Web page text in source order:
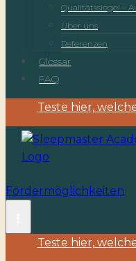
Qualitätssiegel –
Über uns
Referenzen
Glossar
FAQ
Teste hier,
Fördermöglichkeiten
Teste hier,